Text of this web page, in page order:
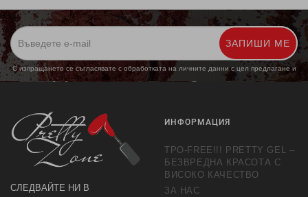
ЗАПИШИ МЕ
С изпращането се съгласявате с обработката на личните данни с цел предлагане и
обработка на маркетингови предложения. Повече информация
СЛЕДВАЙТЕ НИ В
ИНФОРМАЦИЯ
TPO-FREE!!! PRETTY GEL –
БЕЗВРЕДНА КРАСОТА С
ВИСОКО КАЧЕСТВО
ЗА НАС